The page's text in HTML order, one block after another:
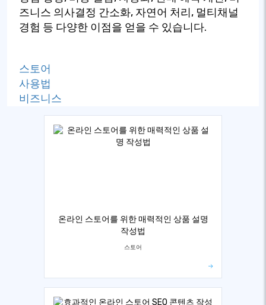
즈니스 의사결정 간소화, 자연어 처리, 멀티채널
경험 등 다양한 이점을 얻을 수 있습니다.
스토어
사용법
비즈니스
온라인 스토어를 위한 매력적인 상품 설명
작성법
스토어